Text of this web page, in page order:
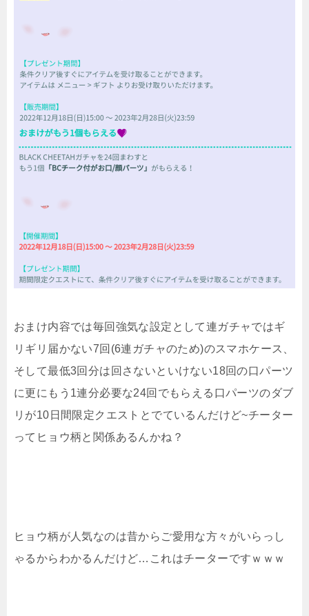
おまけ内容では毎回強気な設定として連ガチャではギ
リギリ届かない7回(6連ガチャのため)のスマホケース、
そして最低3回分は回さないといけない18回の口パーツ
に更にもう1連分必要な24回でもらえる口パーツのダブ
リが10日間限定クエストとでているんだけど~チーター
ってヒョウ柄と関係あるんかね？
ヒョウ柄が人気なのは昔からご愛用な方々がいらっし
ゃるからわかるんだけど…これはチーターですｗｗｗ